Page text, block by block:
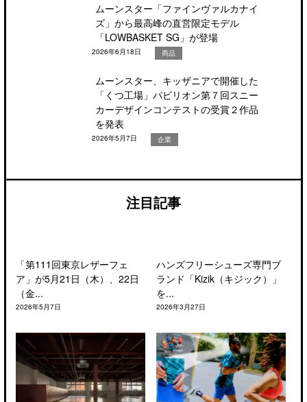
ムーンスター「ファインヴァルカナイ
ズ」から最高峰の直営限定モデル
「LOWBASKET SG」が登場
2026年6月18日 商品
ムーンスター、キッザニアで開催した
「くつ工場」パビリオン第７回スニー
カーデザインコンテストの受賞２作品
を発表
2026年5月7日 企業
注目記事
「第111回東京レザーフェ
ア」が5月21日（木）、22日
（金...
2026年5月7日
ハンズフリーシューズ専門ブ
ランド「Kizik（キジック）」
を...
2026年3月27日